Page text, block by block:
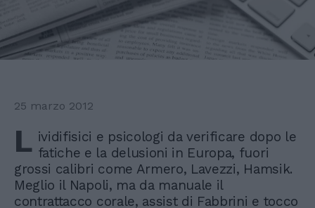
25 marzo 2012
L ividifisici e psicologi da verificare dopo le
fatiche e la delusioni in Europa, fuori
grossi calibri come Armero, Lavezzi, Hamsik.
Meglio il Napoli, ma da manuale il
contrattacco corale, assist di Fabbrini e tocco